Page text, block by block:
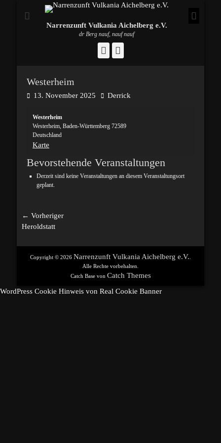
Narrenzunft Vulkania Aichelberg e.V.
dr Berg nauf, nauf nauf
Facebook
Westerheim
Posted13. November 2025 AutorDerrick
Westerheim
Westerheim, Baden-Württemberg 72589
Deutschland
Karte
Bevorstehende Veranstaltungen
Derzeit sind keine Veranstaltungen an diesem Veranstaltungsort
geplant.
Beitragsnavigation
← Vorheriger
Vorheriger
Heroldstatt
Copyright © 2026 Narrenzunft Vulkania Aichelberg e.V.
Alle Rechte vorbehalten.
Catch Base von Catch Themes
WordPress Cookie Hinweis von Real Cookie Banner